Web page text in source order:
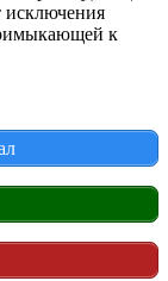
исключения
к